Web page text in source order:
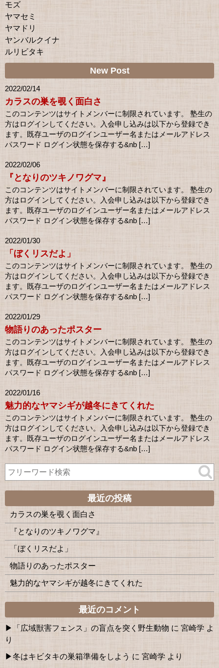
モズ
ヤマセミ
ヤマドリ
ヤンバルクイナ
ルリビタキ
New Post
2022/02/14
カラスの巣を覗く面白さ
このコンテンツはサイトメンバーに制限されています。 塾生の
方はログインしてください。入会申し込みは以下から登録でき
ます。既存ユーザのログインユーザー名またはメールアドレス
パスワード ログイン状態を保存する&nb […]
2022/02/06
『となりのツキノワグマ』
このコンテンツはサイトメンバーに制限されています。 塾生の
方はログインしてください。入会申し込みは以下から登録でき
ます。既存ユーザのログインユーザー名またはメールアドレス
パスワード ログイン状態を保存する&nb […]
2022/01/30
「ぼくリスだよ」
このコンテンツはサイトメンバーに制限されています。 塾生の
方はログインしてください。入会申し込みは以下から登録でき
ます。既存ユーザのログインユーザー名またはメールアドレス
パスワード ログイン状態を保存する&nb […]
2022/01/29
物語りのあったポスター
このコンテンツはサイトメンバーに制限されています。 塾生の
方はログインしてください。入会申し込みは以下から登録でき
ます。既存ユーザのログインユーザー名またはメールアドレス
パスワード ログイン状態を保存する&nb […]
2022/01/16
魅力的なヤマシギが越冬にきてくれた
このコンテンツはサイトメンバーに制限されています。 塾生の
方はログインしてください。入会申し込みは以下から登録でき
ます。既存ユーザのログインユーザー名またはメールアドレス
パスワード ログイン状態を保存する&nb […]
最近の投稿
カラスの巣を覗く面白さ
『となりのツキノワグマ』
「ぼくリスだよ」
物語りのあったポスター
魅力的なヤマシギが越冬にきてくれた
最近のコメント
「広域獣害フェンス」の盲点を突く野生動物 に 宮崎学 よ
り
冬はキビタキの巣箱準備をしよう に 宮崎学 より